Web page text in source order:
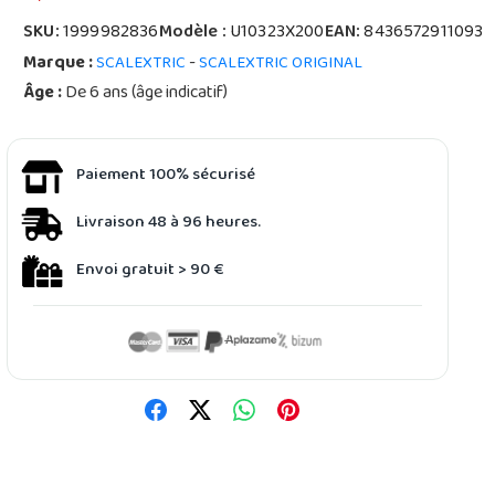
SKU:1999982836Modèle :U10323X200EAN:8436572911093
Marque :SCALEXTRIC-SCALEXTRIC ORIGINAL
Âge :De 6 ans (âge indicatif)
Paiement 100% sécurisé
Livraison 48 à 96 heures.
Envoi gratuit > 90 €